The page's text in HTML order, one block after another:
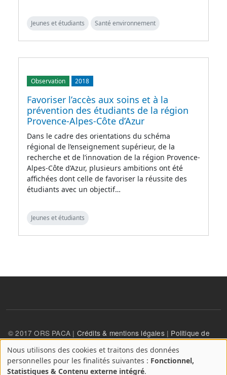
Jeunes et étudiants Santé environnement
Observation 2018
Favoriser l’accès aux soins et à la
prévention des étudiants de la région
Provence-Alpes-Côte d’Azur
Dans le cadre des orientations du schéma
régional de l’enseignement supérieur, de la
recherche et de l’innovation de la région Provence-
Alpes-Côte d’Azur, plusieurs ambitions ont été
affichées dont celle de favoriser la réussite des
étudiants avec un objectif…
Jeunes et étudiants
© 2017 ORS PACA | Crédits & mentions légales| Politique de
confidentialité
A
propos
Nous utilisons des cookies et traitons des données
personnelles pour les finalités suivantes : Fonctionnel,
Statistiques & Contenu externe intégré.